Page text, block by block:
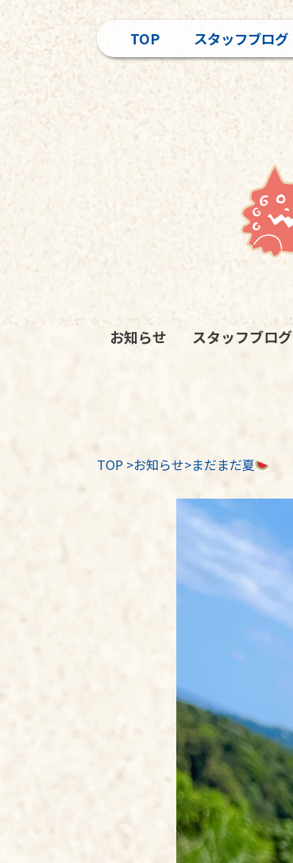
TOP スタッフブログ
お知らせ スタッフブログ
TOP >お知らせ>まだまだ夏